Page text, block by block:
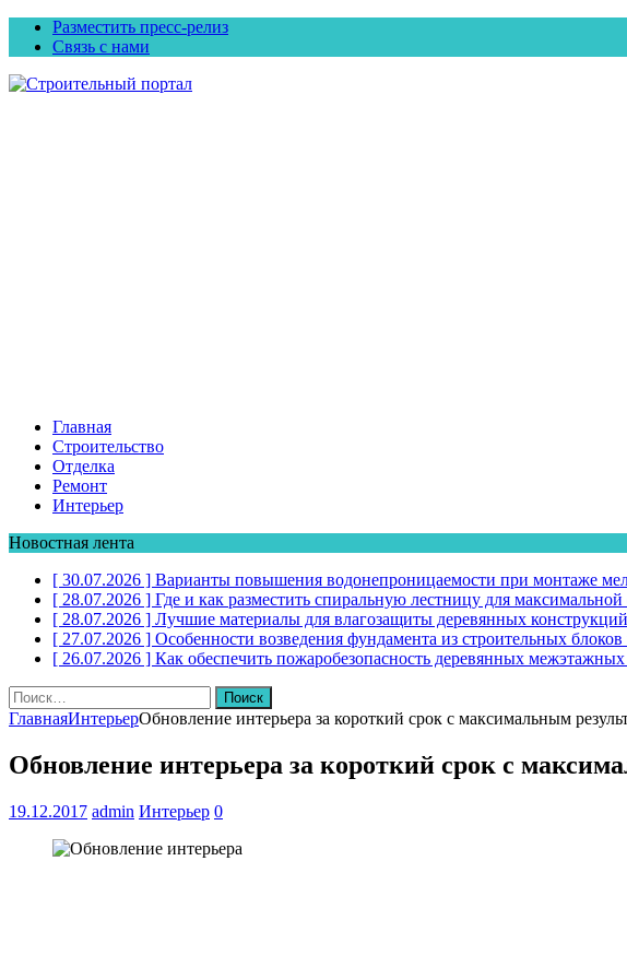
Разместить пресс-релиз
Связь с нами
Главная
Строительство
Отделка
Ремонт
Интерьер
Новостная лента
[ 30.07.2026 ] Варианты повышения водонепроницаемости при монтаже
[ 28.07.2026 ] Где и как разместить спиральную лестницу для
[ 28.07.2026 ] Лучшие материалы для влагозащиты деревянных конструкций
[ 27.07.2026 ] Особенности возведения фундамента из строительных
[ 26.07.2026 ] Как обеспечить пожаробезопасность деревянных
Найти:
ГлавнаяИнтерьерОбновление интерьера за короткий срок с максимальным
Обновление интерьера за короткий срок с
19.12.2017 admin Интерьер 0